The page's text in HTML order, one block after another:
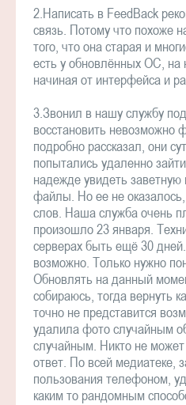
2.Написать в FeedBack
связь. Потому что похоже
того, что она старая и
есть у обновлённых ОС, на
начиная от интерфейса и
3.Звонил в нашу службу
восстановить невозможно
подробно рассказал, они
попытались удаленно
надежде увидеть заветную
файлы. Но ее не оказалось,
слов. Наша служба очень
произошло 23 января.
серверах быть ещё 30
возможно. Только нужно
Обновлять на данный
собираюсь, тогда вернуть
точно не представится
удалила фото случайным
случайным. Никто не
ответ. По всей медиатеке,
пользования телефоном,
каким то рандомным